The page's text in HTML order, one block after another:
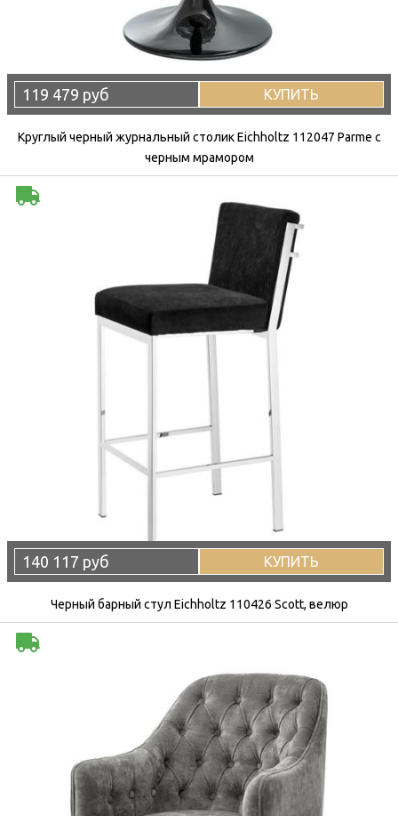
119 479 руб КУПИТЬ
Круглый черный журнальный столик Eichholtz 112047 Parme с
черным мрамором
140 117 руб КУПИТЬ
Черный барный стул Eichholtz 110426 Scott, велюр